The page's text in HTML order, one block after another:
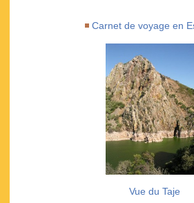
Carnet de voyage en
Vue du Taje